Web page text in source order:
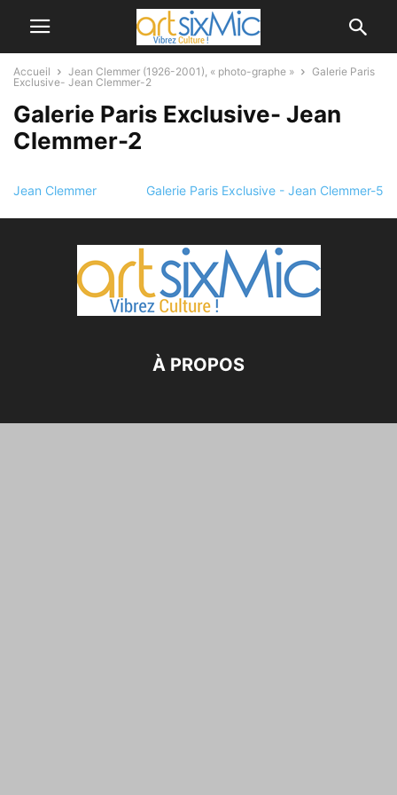
Accueil Jean Clemmer (1926-2001), « photo-graphe »
Galerie Paris
Exclusive- Jean Clemmer-2
Galerie Paris Exclusive- Jean
Clemmer-2
Jean Clemmer Galerie Paris Exclusive - Jean Clemmer-5
À PROPOS